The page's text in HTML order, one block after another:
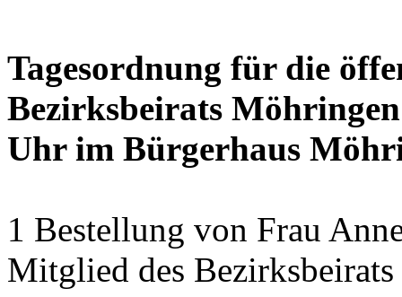
Tagesordnung für die
Bezirksbeirats
Uhr im Bürgerhaus
1 Bestellung von Frau
Mitglied des